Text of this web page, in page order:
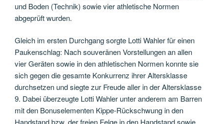
und Boden (Technik) sowie vier athletische Normen
abgeprüft wurden.
Gleich im ersten Durchgang sorgte Lotti Wahler für einen
Paukenschlag: Nach souveränen Vorstellungen an allen
vier Geräten sowie in den athletischen Normen konnte sie
sich gegen die gesamte Konkurrenz ihrer Altersklasse
durchsetzen und siegte zur Freude aller in der Altersklasse
9. Dabei überzeugte Lotti Wahler unter anderem am Barren
mit den Bonuselementen Kippe-Rückschwung in den
Handstand bzw. der freien Felge in den Handstand sowie